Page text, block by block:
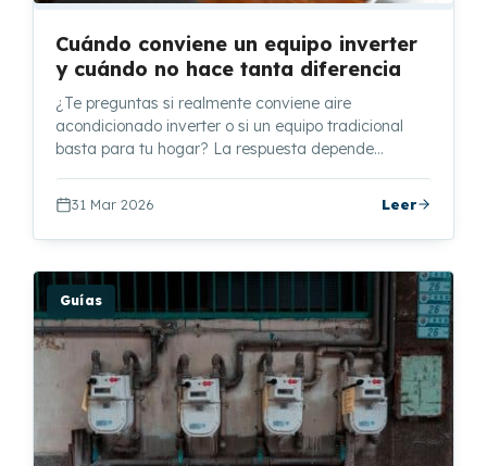
Cuándo conviene un equipo inverter
y cuándo no hace tanta diferencia
¿Te preguntas si realmente conviene aire
acondicionado inverter o si un equipo tradicional
basta para tu hogar? La respuesta depende…
31 Mar 2026 Leer
Guías